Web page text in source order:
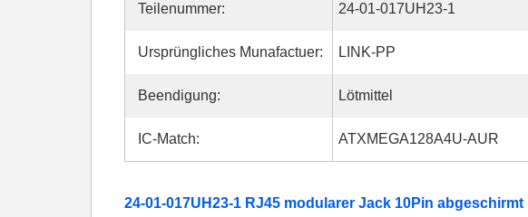
Teilenummer: 24-01-017UH23-1
Ursprüngliches Munafactuer: LINK-PP
Beendigung: Lötmittel
IC-Match: ATXMEGA128A4U-AUR
24-01-017UH23-1 RJ45 modularer Jack 10Pin